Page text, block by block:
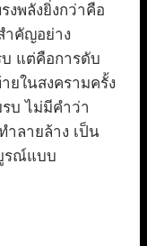
พลังยิ่งกว่าคือ
ำคัญอย่าง
บ แต่คือการดับ
ยในสงครามครั้ง
บ ไม่มีคำว่า
ำลายล้าง เป็น
รณ์แบบ